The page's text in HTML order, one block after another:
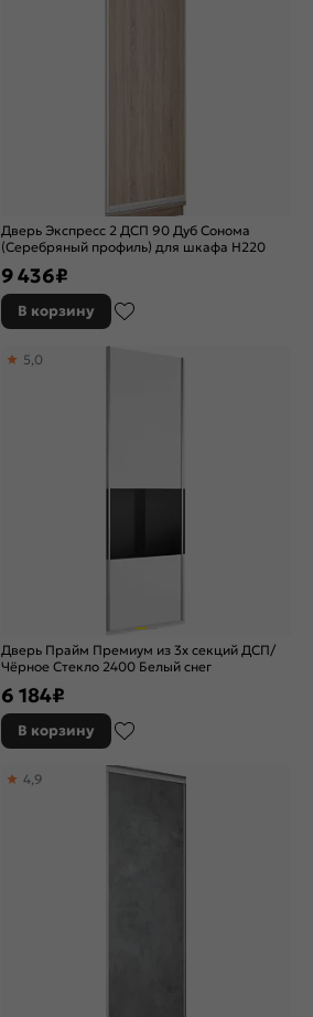
Дверь Экспресс 2 ДСП 90 Дуб Сонома
(Серебряный профиль) для шкафа Н220
9 436₽
В корзину
Дверь Прайм Премиум из 3х секций ДСП/
Чёрное Стекло 2400 Белый снег
5,0
6 184₽
В корзину
4,9